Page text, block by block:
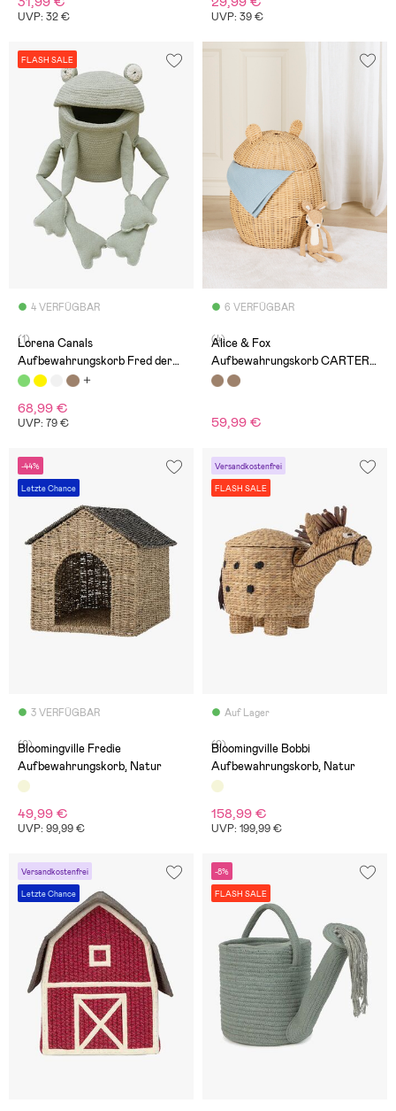
UVP: 32 € UVP: 39 €
FLASH SALE
4 VERFÜGBAR
(1)
Lorena Canals
Aufbewahrungskorb Fred der
Frosch
68,99 €
UVP: 79 €
6 VERFÜGBAR
(4)
Alice & Fox
Aufbewahrungskorb CARTER,
Natur
59,99 €
-44%
Letzte Chance
3 VERFÜGBAR
(0)
Bloomingville Fredie
Aufbewahrungskorb, Natur
49,99 €
UVP: 99,99 €
Versandkostenfrei
FLASH SALE
Auf Lager
(0)
Bloomingville Bobbi
Aufbewahrungskorb, Natur
158,99 €
UVP: 199,99 €
Versandkostenfrei
Letzte Chance
-8%
FLASH SALE